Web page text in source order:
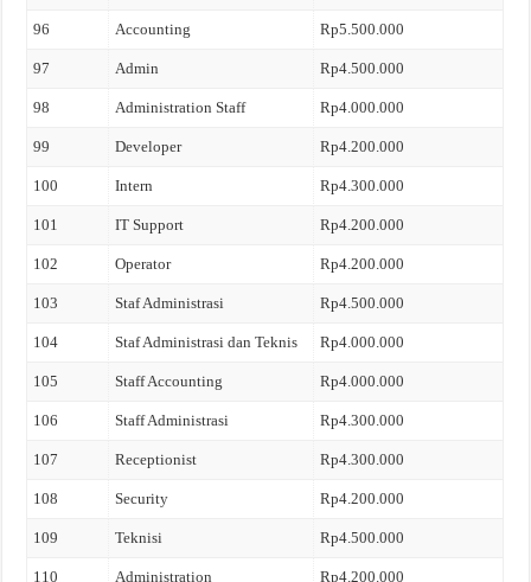
96 Accounting Rp5.500.000
97 Admin Rp4.500.000
98 Administration Staff Rp4.000.000
99 Developer Rp4.200.000
100 Intern Rp4.300.000
101 IT Support Rp4.200.000
102 Operator Rp4.200.000
103 Staf Administrasi Rp4.500.000
104 Staf Administrasi dan Teknis Rp4.000.000
105 Staff Accounting Rp4.000.000
106 Staff Administrasi Rp4.300.000
107 Receptionist Rp4.300.000
108 Security Rp4.200.000
109 Teknisi Rp4.500.000
110 Administration Rp4.200.000